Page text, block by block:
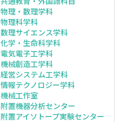
物理・数理学科
物理科学科
数理サイエンス学科
化学・生命科学科
電気電子工学科
機械創造工学科
経営システム工学科
情報テクノロジー学科
機械工作室
附置機器分析センター
附置アイソトープ実験センター